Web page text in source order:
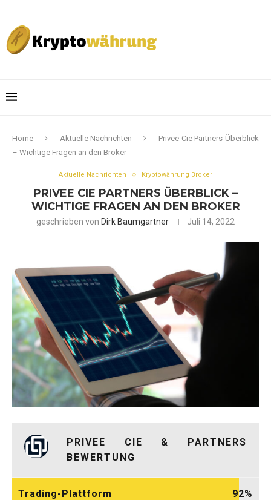
Home Aktuelle Nachrichten
Privee Cie Partners Überblick
– Wichtige Fragen an den Broker
Aktuelle Nachrichten Kryptowährung Broker
PRIVEE CIE PARTNERS ÜBERBLICK –
WICHTIGE FRAGEN AN DEN BROKER
geschrieben von Dirk Baumgartner Juli 14, 2022
PRIVEE CIE & PARTNERS
BEWERTUNG
Trading-Plattform 92